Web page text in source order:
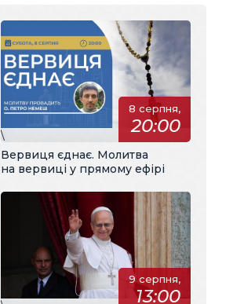
8 серпня,
20:00
\
Вервиця єднає. Молитва
на вервиці у прямому ефірі
9 серпня,
13:00